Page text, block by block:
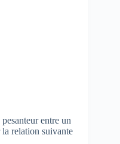
entre un
relation suivante